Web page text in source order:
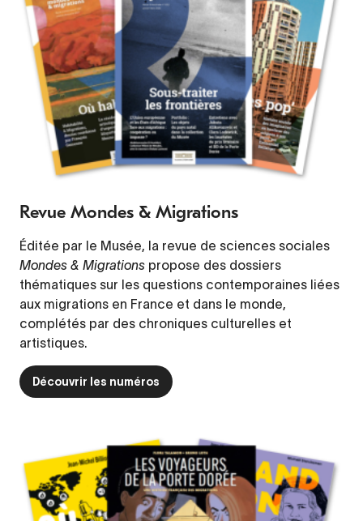
Revue Mondes & Migrations
Éditée par le Musée, la revue de sciences sociales
Mondes & Migrations propose des dossiers
thématiques sur les questions contemporaines liées
aux migrations en France et dans le monde,
complétés par des chroniques culturelles et
artistiques.
Découvrir les numéros